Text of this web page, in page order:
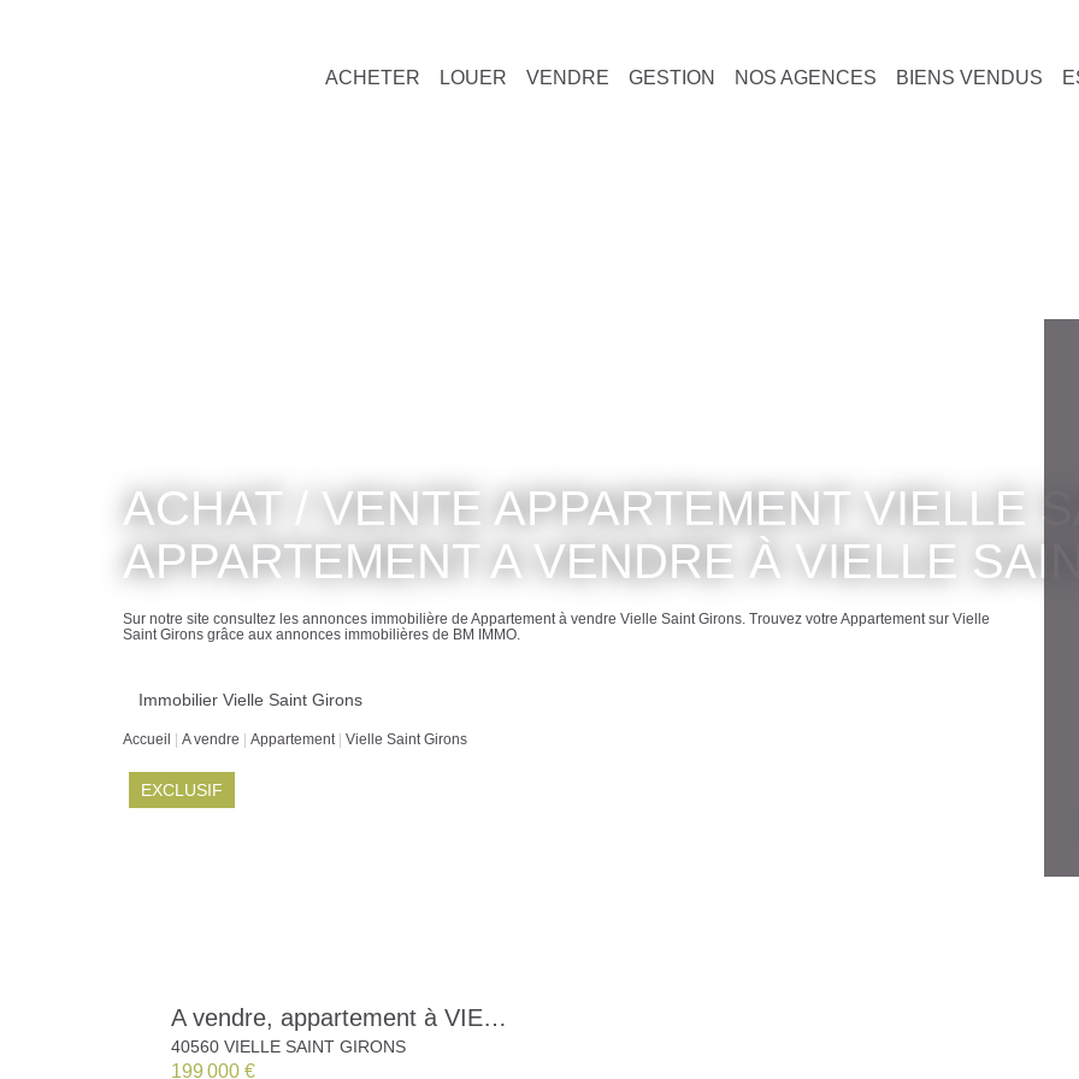
ACHETER LOUER VENDRE GESTION NOS AGENCES BIENS VENDUS
ACHAT / VENTE APPARTEMENT VIELLE SAINT
VENDRE À VIELLE SAINT GIRONS
Sur notre site consultez les annonces immobilière de Appartement à vendre Vielle Saint Girons. Trouvez votre Appartement sur
BM IMMO.
Immobilier Vielle Saint Girons
Accueil A vendre Appartement Vielle Saint Girons
EXCLUSIF
A vendre, appartement à VIELLE
40560 VIELLE SAINT GIRONS
199 000 €